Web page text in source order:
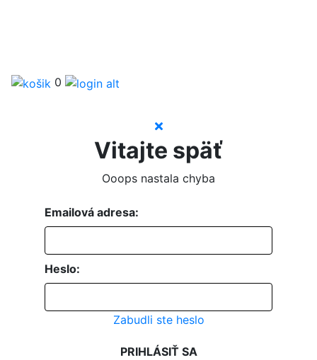
0
Vitajte späť
Ooops nastala chyba
Emailová adresa:
Heslo:
Zabudli ste heslo
PRIHLÁSIŤ SA